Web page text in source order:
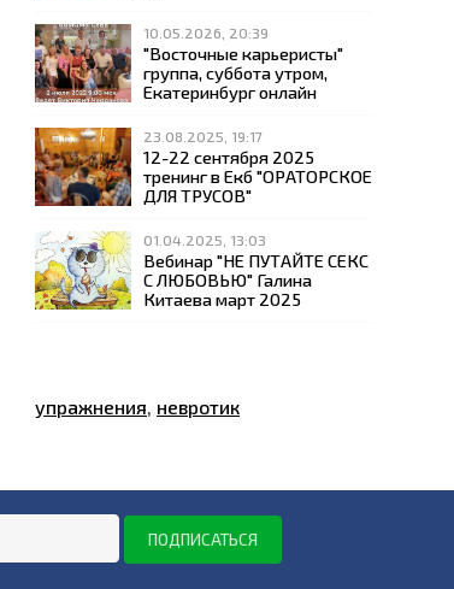
10.05.2026, 20:39
"Восточные карьеристы"
группа, суббота утром,
Екатеринбург онлайн
23.08.2025, 19:17
12-22 сентября 2025
тренинг в Екб "ОРАТОРСКОЕ
ДЛЯ ТРУСОВ"
01.04.2025, 13:03
Вебинар "НЕ ПУТАЙТЕ СЕКС
С ЛЮБОВЬЮ" Галина
Китаева март 2025
упражнения, невротик